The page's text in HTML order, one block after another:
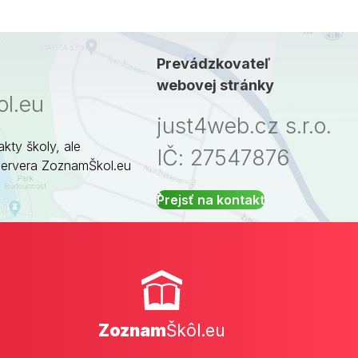
školy, ale
ZoznamŠkol.eu
Prevádzkovateľ
webovej stránky
just4web.cz s.r.o.
IČ: 27547876
Prejsť na kontakt
ZoznamŠkôl.eu